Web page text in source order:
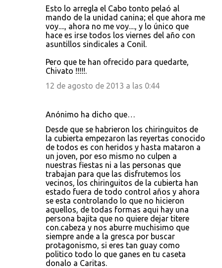
Esto lo arregla el Cabo tonto pelaó al
mando de la unidad canina; el que ahora me
voy...., ahora no me voy...., y lo único que
hace es irse todos los viernes del año con
asuntillos sindicales a Conil.
Pero que te han ofrecido para quedarte,
Chivato !!!!!.
12 de agosto de 2013 a las 0:44
Anónimo ha dicho que…
Desde que se habrieron los chiringuitos de
la cubierta empezaron las reyertas conocido
de todos es con heridos y hasta mataron a
un joven, por eso mismo no culpen a
nuestras fiestas ni a las personas que
trabajan para que las disfrutemos los
vecinos, los chiringuitos de la cubierta han
estado fuera de todo control años y ahora
se esta controlando lo que no hicieron
aquellos, de todas formas aqui hay una
persona bajita que no quiere dejar titere
con.cabeza y nos aburre muchisimo que
siempre ande a la gresca por buscar
protagonismo, si eres tan guay como
politico todo lo que ganes en tu caseta
donalo a Caritas.